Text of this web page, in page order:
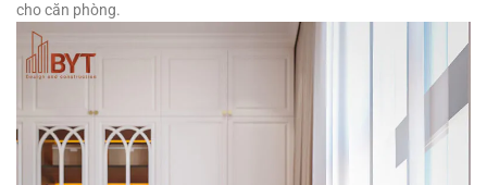
cho căn phòng.